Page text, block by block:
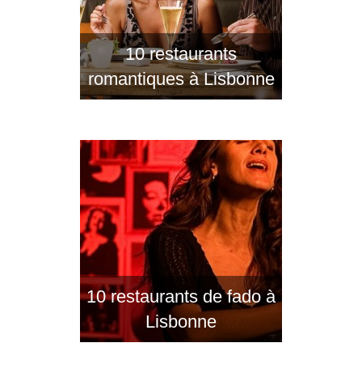
10 restaurants
romantiques à Lisbonne
10 restaurants de fado à
Lisbonne